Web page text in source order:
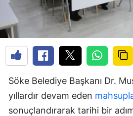
Söke Belediye Başkanı Dr.
yıllardır devam eden
sonuçlandırarak tarihi bir